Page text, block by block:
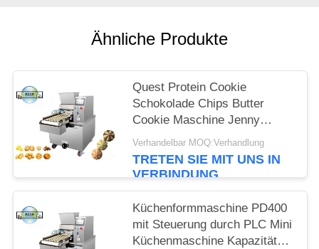
Ähnliche Produkte
Quest Protein Cookie
Schokolade Chips Butter
Cookie Maschine Jenny
Cookie Machiner 0,75KW
Servomotor Halbautomatisch
Verhandelbar MOQ:Verhandlung
TRETEN SIE MIT UNS IN
VERBINDUNG
Küchenformmaschine PD400
mit Steuerung durch PLC Mini
Küchenmaschine Kapazität